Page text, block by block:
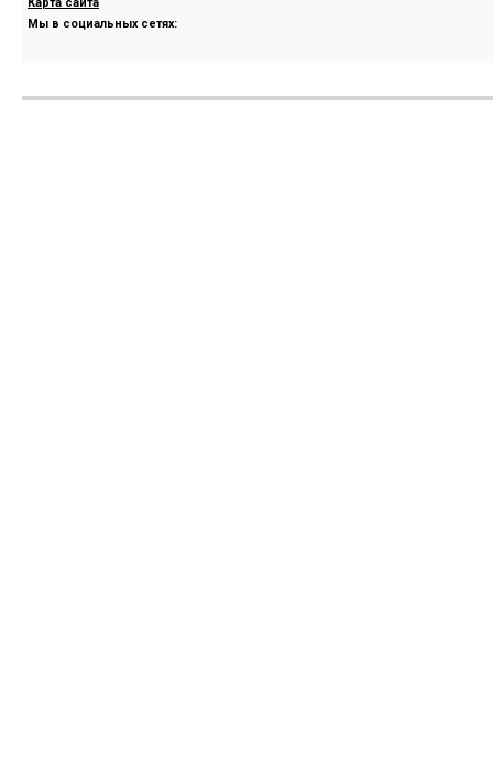
Карта сайта
Мы в социальных сетях: